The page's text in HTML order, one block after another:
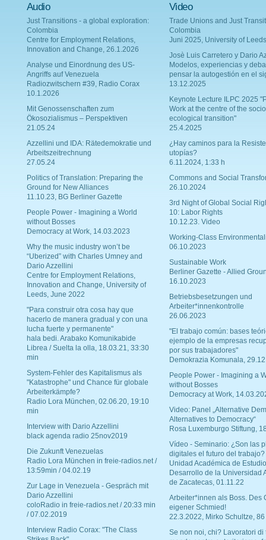
Audio
Just Transitions - a global exploration:
Colombia
Centre for Employment Relations,
Innovation and Change, 26.1.2026
Analyse und Einordnung des US-
Angriffs auf Venezuela
Radiozwitschern #39, Radio Corax
10.1.2026
Mit Genossenschaften zum
Ökosozialismus – Perspektiven
21.05.24
Azzellini und IDA: Rätedemokratie und
Arbeitszeitrechnung
27.05.24
Politics of Translation: Preparing the
Ground for New Alliances
11.10.23, BG Berliner Gazette
People Power - Imagining a World
without Bosses
Democracy at Work, 14.03.2023
Why the music industry won’t be
“Uberized” with Charles Umney and
Dario Azzellini
Centre for Employment Relations,
Innovation and Change, University of
Leeds, June 2022
"Para construir otra cosa hay que
hacerlo de manera gradual y con una
lucha fuerte y permanente"
hala bedi. Arabako Komunikabide
Librea / Suelta la olla, 18.03.21, 33:30
min
System-Fehler des Kapitalismus als
"Katastrophe" und Chance für globale
Arbeiterkämpfe?
Radio Lora München, 02.06.20, 19:10
min
Interview with Dario Azzellini
black agenda radio 25nov2019
Die Zukunft Venezuelas
Radio Lora München in freie-radios.net /
13:59min / 04.02.19
Zur Lage in Venezuela - Gespräch mit
Dario Azzellini
coloRadio in freie-radios.net / 20:33 min
/ 07.02.2019
Interview Radio Corax: "The Class
Video
Trade Unions and Just
Colombia
Juni 2025, University of Leeds
Josè Luis Carretero y Dario
Modelos, experiencias y
pensar la autogestión en el
13.12.2025
Keynote Lecture ILPC 2025
Work at the centre of the
ecological transition"
25.4.2025
¿Hay caminos para la
utopías?
6.11.2024, 1:33 h
Commons and Social
26.10.2024
3rd Night of Global Social
10: Labor Rights
10.12.23. Video
Working-Class
06.10.2023
Sustainable Work
Berliner Gazette - Allied
16.10.2023
Betriebsbesetzungen und
Arbeiter*innenkontrolle
26.06.2023
"El trabajo común: bases
ejemplo de la empresas
por sus trabajadores"
Demokrazia Komunala,
People Power - Imagining a
without Bosses
Democracy at Work,
Video: Panel „Alternative
Alternatives to Democracy“
Rosa Luxemburgo Stiftung,
Vídeo - Seminario: ¿Son las
digitales el futuro del trabajo?
Unidad Académica de
Desarrollo de la Universidad
de Zacatecas, 01.11.22
Arbeiter*innen als Boss. Des
eigener Schmied!
22.3.2022, Mirko Schultze, 86
Se non noi, chi? Lavoratori di